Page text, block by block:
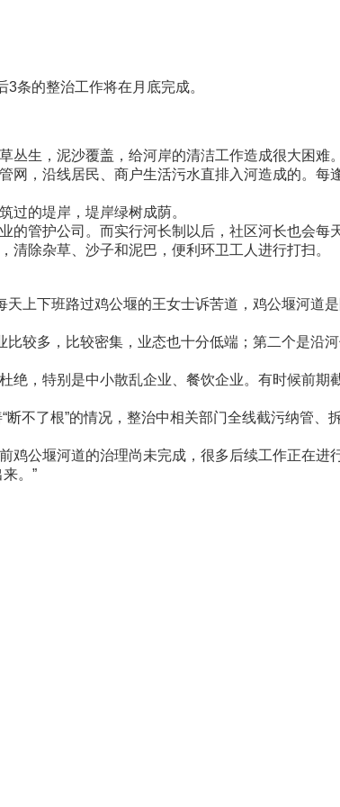
的整治工作将在月底完成。
生，泥沙覆盖，给河岸的清洁工作造成很大困难。
，沿线居民、商户生活污水直排入河造成的。每
的堤岸，堤岸绿树成荫。
护公司。而实行河长制以后，社区河长也会每
除杂草、沙子和泥巴，便利环卫工人进行打扫。
上下班路过鸡公堰的王女士诉苦道，鸡公堰河道
多，比较密集，业态也十分低端；第二个是沿河
，特别是中小散乱企业、餐饮企业。有时候前期
了根”的情况，整治中相关部门全线截污纳管、
公堰河道的治理尚未完成，很多后续工作正在进
。”